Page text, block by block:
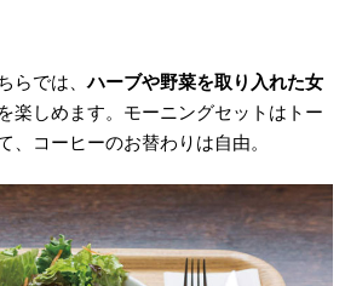
らでは、ハーブや野菜を取り入れた女
を楽しめます。モーニングセットはトー
、コーヒーのお替わりは自由。